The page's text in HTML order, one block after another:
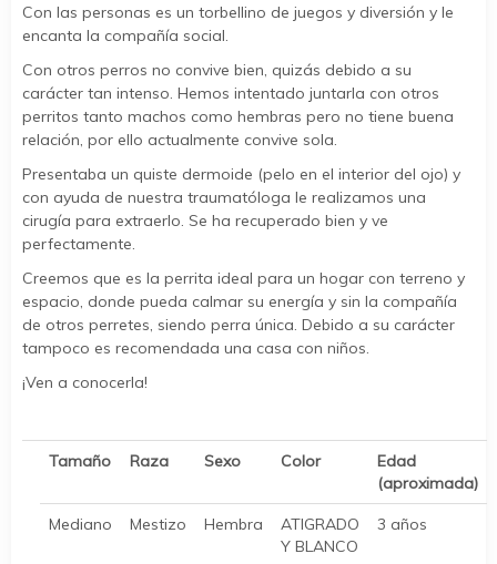
Con las personas es un torbellino de juegos y diversión y le
encanta la compañía social.
Con otros perros no convive bien, quizás debido a su
carácter tan intenso. Hemos intentado juntarla con otros
perritos tanto machos como hembras pero no tiene buena
relación, por ello actualmente convive sola.
Presentaba un quiste dermoide (pelo en el interior del ojo) y
con ayuda de nuestra traumatóloga le realizamos una
cirugía para extraerlo. Se ha recuperado bien y ve
perfectamente.
Creemos que es la perrita ideal para un hogar con terreno y
espacio, donde pueda calmar su energía y sin la compañía
de otros perretes, siendo perra única. Debido a su carácter
tampoco es recomendada una casa con niños.
¡Ven a conocerla!
Tamaño Raza Sexo Color
Edad
(aproximada)
Mediano Mestizo Hembra
ATIGRADO
Y BLANCO
3 años